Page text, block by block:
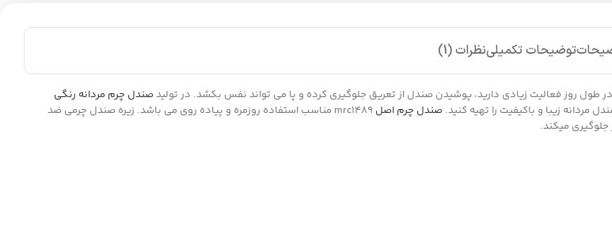
توضیحات تکمیلینظرات (1)
طول روز فعالیت زیادی دارید، پوشیدن صندل از تعریق جلوگیری کرده و پا می تواند نفس بکشد. در تولیدصندل چرم مردانه رنگی
صندل چرم اصل
mrc1489 مناسب استفاده روزمره و پیاده روی می باشد. زیره صندل چرمی ضد
میکند.